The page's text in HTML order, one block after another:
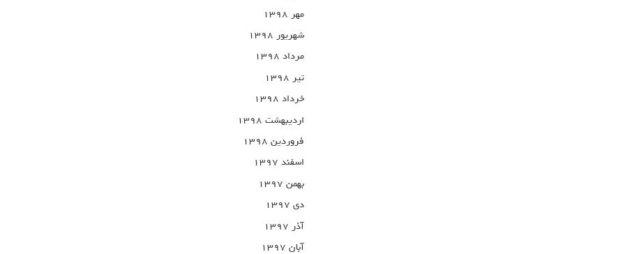
مهر ۱۳۹۸
شهریور ۱۳۹۸
مرداد ۱۳۹۸
تیر ۱۳۹۸
خرداد ۱۳۹۸
اردیبهشت ۱۳۹۸
فروردین ۱۳۹۸
اسفند ۱۳۹۷
بهمن ۱۳۹۷
دی ۱۳۹۷
آذر ۱۳۹۷
آبان ۱۳۹۷